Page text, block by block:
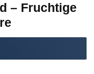
– Fruchtige